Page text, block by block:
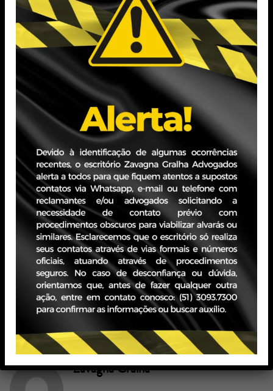
constitucional, a lei tende a desvirtuar o sistema e gerar
insegurança jurídica. Por isso, há fundamentos jurídicos
suficientes para contestar a cobrança.
Dentro desse cenário, recomendamos que empresas
enquadradas no Lucro Presumido e alcançadas pela LC
nº 224/25 avaliem o ingresso de medida judicial, de
forma individual, antes dos recolhimentos terem início,
com o objetivo de assegurar que continuem apurando o
IRPJ e a CSLL da forma historicamente prevista, sem o
referido acréscimo de 10%.
A área tributária do ZG Advogados permanece à
disposição para auxiliar as empresas que desejarem mais
informações sobre o assunto
Zavagna Gralha